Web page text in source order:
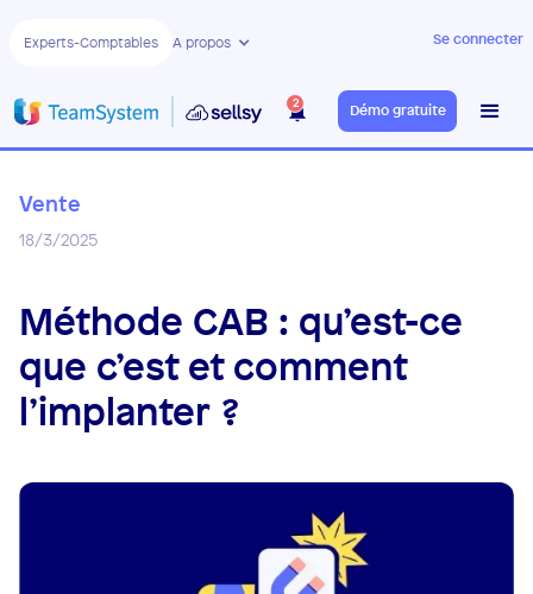
Experts-Comptables A propos Se connecter
2 Démo gratuite
Vente
18/3/2025
Méthode CAB : qu’est-ce
que c’est et comment
l’implanter ?